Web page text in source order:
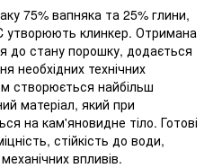
75% вапняка та 25% глини,
утворюють клинкер. Отримана
до стану порошку, додається
необхідних технічних
створюється найбільш
матеріал, який при
на кам'яновидне тіло. Готові
стійкість до води,
впливів.